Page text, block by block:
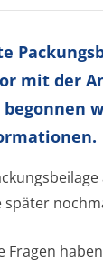
mit der
später
Fragen